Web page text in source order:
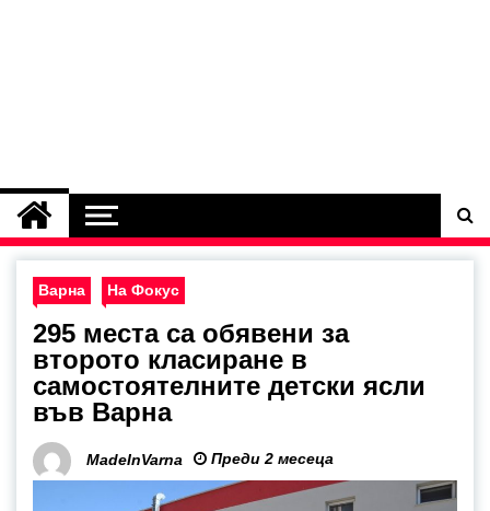
Варна На Фокус
295 места са обявени за
второто класиране в
самостоятелните детски ясли
във Варна
MadeInVarna Преди 2 месеца